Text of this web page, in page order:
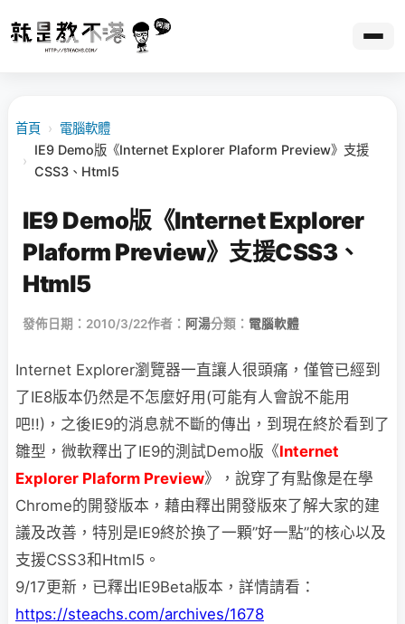
首頁 › 電腦軟體
›
IE9 Demo版《Internet Explorer Plaform Preview》支援
CSS3、Html5
IE9 Demo版《Internet Explorer
Plaform Preview》支援CSS3、
Html5
發佈日期：2010/3/22作者： 阿湯分類： 電腦軟體
Internet Explorer瀏覽器一直讓人很頭痛，僅管已經到
了IE8版本仍然是不怎麼好用(可能有人會說不能用
吧!!)，之後IE9的消息就不斷的傳出，到現在終於看到了
雛型，微軟釋出了IE9的測試Demo版《Internet
Explorer Plaform Preview》，說穿了有點像是在學
Chrome的開發版本，藉由釋出開發版來了解大家的建
議及改善，特別是IE9終於換了一顆”好一點”的核心以及
支援CSS3和Html5。
9/17更新，已釋出IE9Beta版本，詳情請看：
https://steachs.com/archives/1678